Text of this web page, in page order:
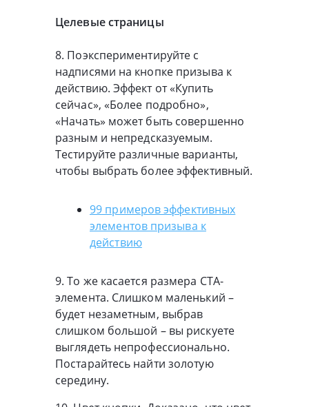
Целевые страницы
8. Поэкспериментируйте с
надписями на кнопке призыва к
действию. Эффект от «Купить
сейчас», «Более подробно»,
«Начать» может быть совершенно
разным и непредсказуемым.
Тестируйте различные варианты,
чтобы выбрать более эффективный.
99 примеров эффективных
элементов призыва к
действию
9. То же касается размера СТА-
элемента. Слишком маленький –
будет незаметным, выбрав
слишком большой – вы рискуете
выглядеть непрофессионально.
Постарайтесь найти золотую
середину.